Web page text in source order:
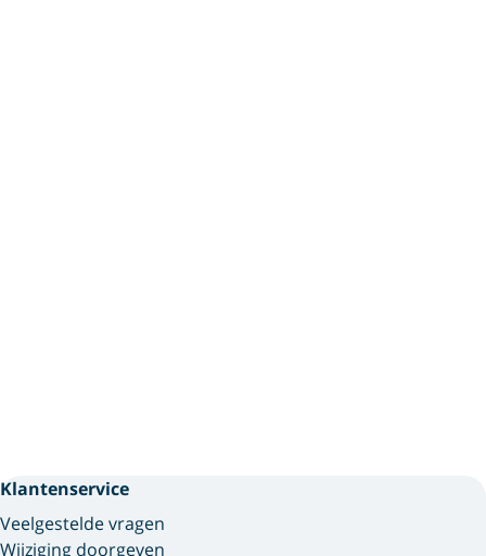
Klantenservice
Veelgestelde vragen
Wijziging doorgeven